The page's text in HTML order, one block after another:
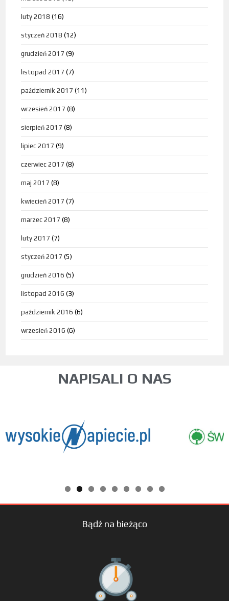
luty 2018 (16)
styczeń 2018 (12)
grudzień 2017 (9)
listopad 2017 (7)
październik 2017 (11)
wrzesień 2017 (8)
sierpień 2017 (8)
lipiec 2017 (9)
czerwiec 2017 (8)
maj 2017 (8)
kwiecień 2017 (7)
marzec 2017 (8)
luty 2017 (7)
styczeń 2017 (5)
grudzień 2016 (5)
listopad 2016 (3)
październik 2016 (6)
wrzesień 2016 (6)
NAPISALI O NAS
Bądź na bieżąco